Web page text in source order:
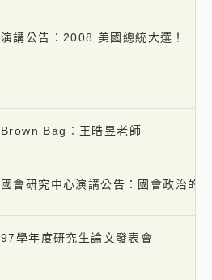
演講公告：2008 美國總統大選！
Brown Bag︰王晧昱老師
國會研究中心演講公告：國會政治的
97學年度研究生論文發表會